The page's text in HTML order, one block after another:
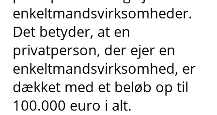
enkeltmandsvirksomheder.
Det betyder, at en
privatperson, der ejer en
enkeltmandsvirksomhed, er
dækket med et beløb op til
100.000 euro i alt.